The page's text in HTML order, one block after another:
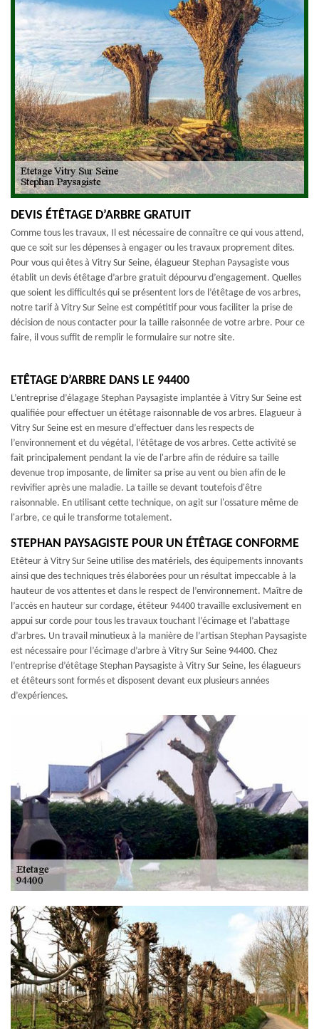
DEVIS ÉTÊTAGE D’ARBRE GRATUIT
Comme tous les travaux, Il est nécessaire de connaître ce qui vous attend,
que ce soit sur les dépenses à engager ou les travaux proprement dites.
Pour vous qui êtes à Vitry Sur Seine, élagueur Stephan Paysagiste vous
établit un devis étêtage d’arbre gratuit dépourvu d’engagement. Quelles
que soient les difficultés qui se présentent lors de l’étêtage de vos arbres,
notre tarif à Vitry Sur Seine est compétitif pour vous faciliter la prise de
décision de nous contacter pour la taille raisonnée de votre arbre. Pour ce
faire, il vous suffit de remplir le formulaire sur notre site.
ETÊTAGE D’ARBRE DANS LE 94400
L’entreprise d’élagage Stephan Paysagiste implantée à Vitry Sur Seine est
qualifiée pour effectuer un étêtage raisonnable de vos arbres. Elagueur à
Vitry Sur Seine est en mesure d’effectuer dans les respects de
l’environnement et du végétal, l’étêtage de vos arbres. Cette activité se
fait principalement pendant la vie de l'arbre afin de réduire sa taille
devenue trop imposante, de limiter sa prise au vent ou bien afin de le
revivifier après une maladie. La taille se devant toutefois d'être
raisonnable. En utilisant cette technique, on agit sur l'ossature même de
l'arbre, ce qui le transforme totalement.
STEPHAN PAYSAGISTE POUR UN ÉTÊTAGE CONFORME
Etêteur à Vitry Sur Seine utilise des matériels, des équipements innovants
ainsi que des techniques très élaborées pour un résultat impeccable à la
hauteur de vos attentes et dans le respect de l’environnement. Maître de
l’accès en hauteur sur cordage, étêteur 94400 travaille exclusivement en
appui sur corde pour tous les travaux touchant l’écimage et l’abattage
d’arbres. Un travail minutieux à la manière de l’artisan Stephan Paysagiste
est nécessaire pour l’écimage d’arbre à Vitry Sur Seine 94400. Chez
l’entreprise d’étêtage Stephan Paysagiste à Vitry Sur Seine, les élagueurs
et étêteurs sont formés et disposent devant eux plusieurs années
d’expériences.